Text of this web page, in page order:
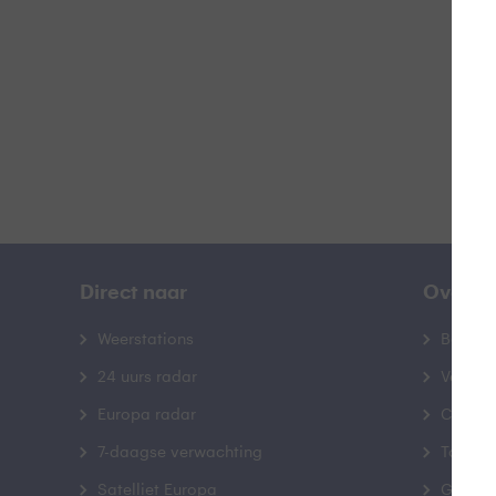
Direct naar
Weerstations
24 uurs radar
Europa radar
7-daagse verwachting
Satelliet Europa
Over